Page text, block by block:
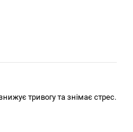
тривогу та знімає стрес.